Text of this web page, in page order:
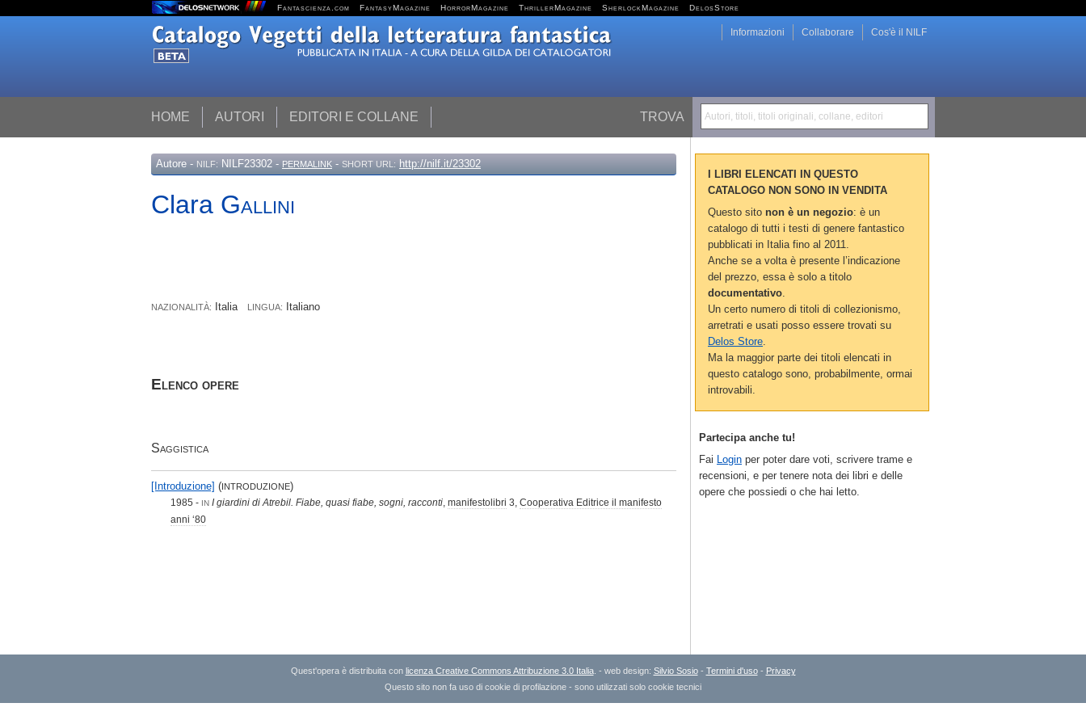
Fantascienza.com FantasyMagazine HorrorMagazine ThrillerMagazine SherlockMagazine DelosStore
TROVA Autori, titoli, titoli originali, collane, editori
HOME AUTORI EDITORI E COLLANE
Cos'è il NILF
Collaborare
Informazioni
Autore - NILF: NILF23302 - PERMALINK - SHORT URL: http://nilf.it/23302
Clara Gallini
NAZIONALITÀ: Italia LINGUA: Italiano
Elenco opere
Saggistica
[Introduzione] ( INTRODUZIONE)
1985 - IN I giardini di Atrebil. Fiabe, quasi fiabe, sogni, racconti, manifestolibri 3, Cooperativa Editrice il manifesto
anni ‘80
I LIBRI ELENCATI IN QUESTO
CATALOGO NON SONO IN VENDITA
Questo sito non è un negozio: è un
catalogo di tutti i testi di genere fantastico
pubblicati in Italia fino al 2011.
Anche se a volta è presente l’indicazione
del prezzo, essa è solo a titolo
documentativo
Un certo numero di titoli di collezionismo,
arretrati e usati posso essere trovati su
Delos Store
Ma la maggior parte dei titoli elencati in
questo catalogo sono, probabilmente, ormai
introvabili.
Partecipa anche tu!
Fai Login per poter dare voti, scrivere trame e
recensioni, e per tenere nota dei libri e delle
opere che possiedi o che hai letto.
Quest'opera è distribuita con licenza Creative Commons Attribuzione 3.0 Italia. - web design: Silvio Sosio- Termini d'uso- Privacy
Questo sito non fa uso di cookie di profilazione - sono utilizzati solo cookie tecnici